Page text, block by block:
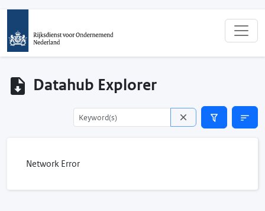
Datahub Explorer
Network Error